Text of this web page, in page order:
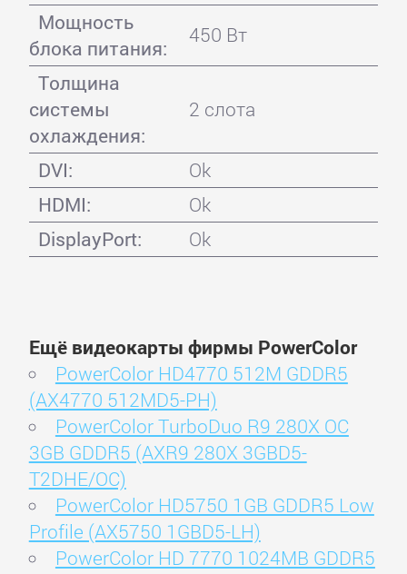
Мощность
блока питания:
450 Вт
Толщина
системы
охлаждения:
2 слота
DVI:
Ok
HDMI:
Ok
DisplayPort:
Ok
Ещё видеокарты фирмы PowerColor
PowerColor HD4770 512M GDDR5
(AX4770 512MD5-PH)
PowerColor TurboDuo R9 280X OC
3GB GDDR5 (AXR9 280X 3GBD5-
T2DHE/OC)
PowerColor HD5750 1GB GDDR5 Low
Profile (AX5750 1GBD5-LH)
PowerColor HD 7770 1024MB GDDR5